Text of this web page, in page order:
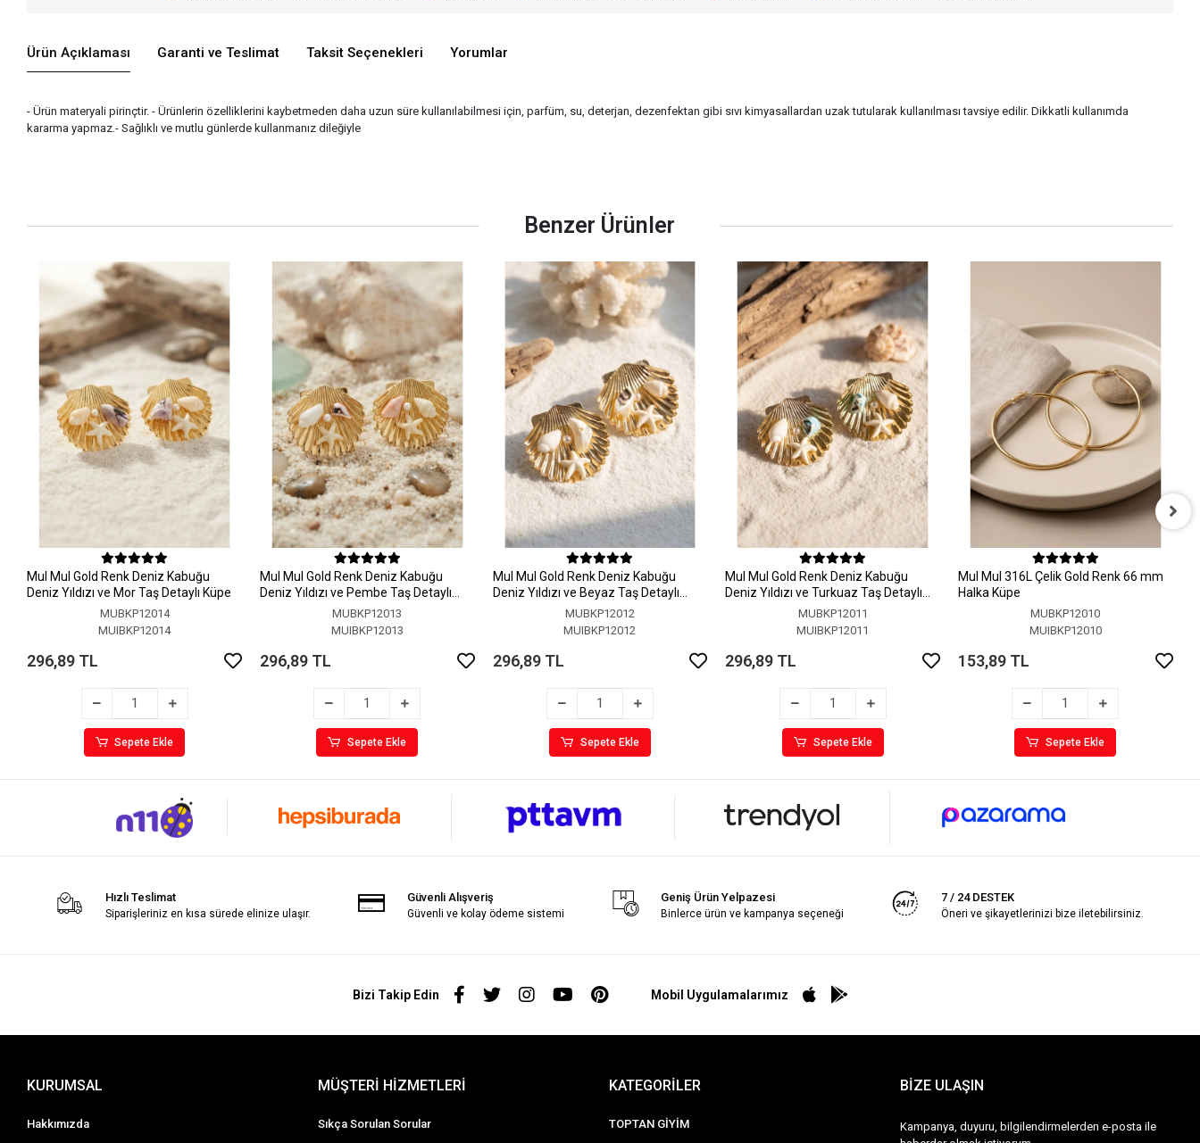
Ürün Açıklaması Garanti ve Teslimat Taksit Seçenekleri Yorumlar
- Ürün materyali pirinçtir. - Ürünlerin özelliklerini kaybetmeden daha uzun süre kullanılabilmesi için, parfüm, su, deterjan, dezenfektan gibi sıvı kimyasallardan uzak tutularak kullanılması tavsiye edilir. Dikkatli kullanımda
kararma yapmaz.- Sağlıklı ve mutlu günlerde kullanmanız dileğiyle
Benzer Ürünler
MuI MuI Gold Renk Deniz Kabuğu
Deniz Yıldızı ve Mor Taş Detaylı Küpe
MUBKP12014
MUIBKP12014
296,89 TL
Sepete Ekle
MuI MuI Gold Renk Deniz Kabuğu
Deniz Yıldızı ve Pembe Taş Detaylı
MUBKP12013
MUIBKP12013
296,89 TL
Sepete Ekle
MuI MuI Gold Renk Deniz Kabuğu
Deniz Yıldızı ve Beyaz Taş Detaylı
MUBKP12012
MUIBKP12012
296,89 TL
Sepete Ekle
MuI MuI Gold Renk Deniz Kabuğu
Deniz Yıldızı ve Turkuaz Taş Detaylı
MUBKP12011
MUIBKP12011
296,89 TL
Sepete Ekle
MuI MuI 316L Çelik Gold Renk 66 mm
Halka Küpe
MUBKP12010
MUIBKP12010
153,89 TL
Sepete Ekle
Hızlı Teslimat
Siparişleriniz en kısa sürede elinize ulaşır.
Güvenli Alışveriş
Güvenli ve kolay ödeme sistemi
Geniş Ürün Yelpazesi
Binlerce ürün ve kampanya seçeneği
7 / 24 DESTEK
Öneri ve şikayetlerinizi bize iletebilirsiniz.
Bizi Takip Edin Mobil Uygulamalarımız
KURUMSAL
Hakkımızda
MÜŞTERİ HİZMETLERİ
Sıkça Sorulan Sorular
KATEGORİLER
TOPTAN GİYİM
BİZE ULAŞIN
Kampanya, duyuru, bilgilendirmelerden e-posta ile